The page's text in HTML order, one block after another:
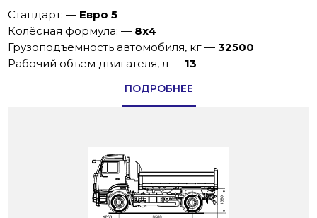
Стандарт: — Евро 5
Колёсная формула: — 8х4
Грузоподъемность автомобиля, кг —32500
Рабочий объем двигателя, л — 13
ПОДРОБНЕЕ